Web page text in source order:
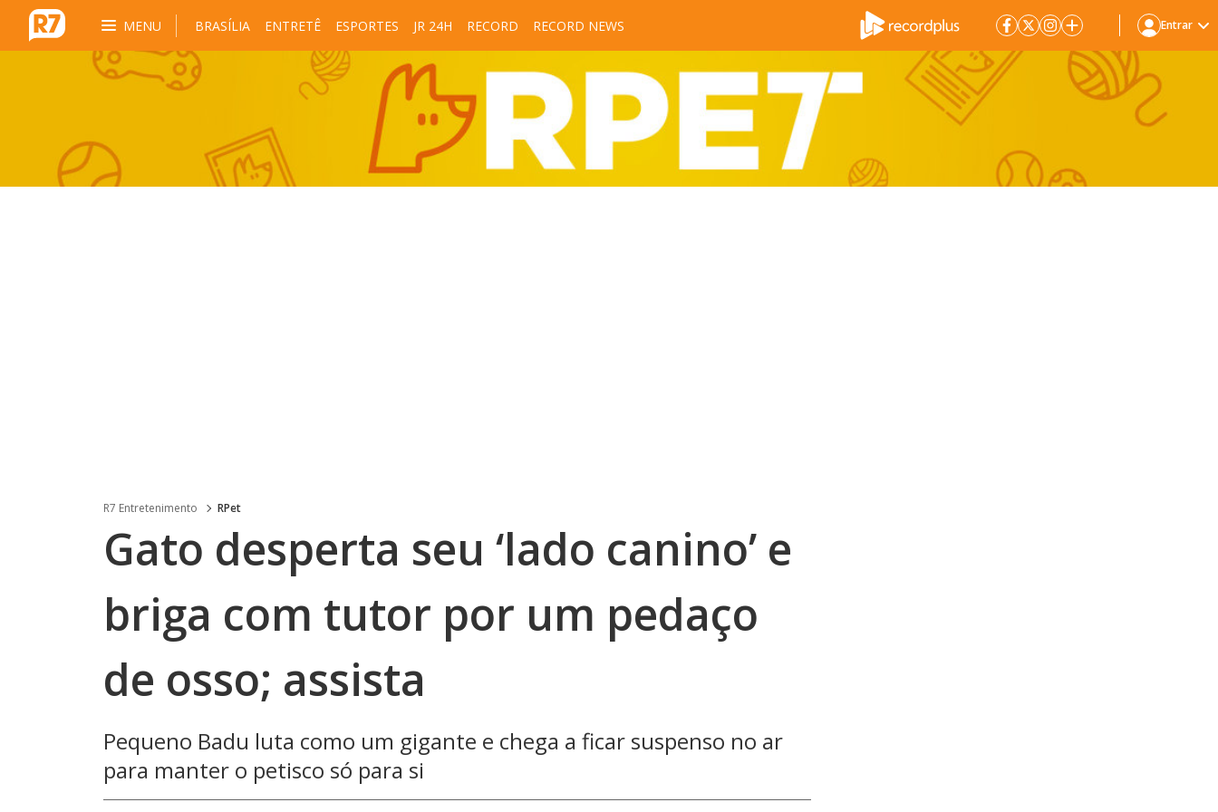
MENU BRASÍLIA ENTRETÊ ESPORTES JR 24H RECORD RECORD NEWS Entrar
R7 Entretenimento RPet
Gato desperta seu ‘lado canino’ e
briga com tutor por um pedaço
de osso; assista
Pequeno Badu luta como um gigante e chega a ficar suspenso no ar
para manter o petisco só para si